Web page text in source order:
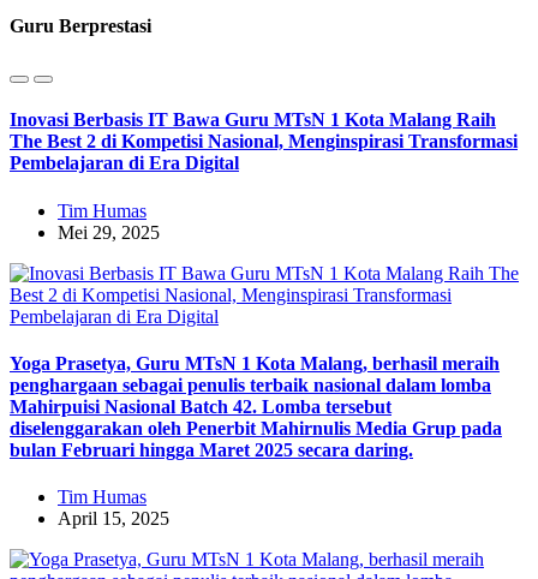
Guru Berprestasi
Inovasi Berbasis IT Bawa Guru MTsN 1 Kota Malang Raih
The Best 2 di Kompetisi Nasional, Menginspirasi Transformasi
Pembelajaran di Era Digital
Tim Humas
Mei 29, 2025
Yoga Prasetya, Guru MTsN 1 Kota Malang, berhasil meraih
penghargaan sebagai penulis terbaik nasional dalam lomba
Mahirpuisi Nasional Batch 42. Lomba tersebut
diselenggarakan oleh Penerbit Mahirnulis Media Grup pada
bulan Februari hingga Maret 2025 secara daring.
Tim Humas
April 15, 2025